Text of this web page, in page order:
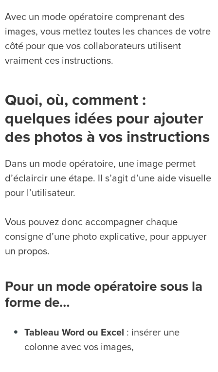
Avec un mode opératoire comprenant des
images, vous mettez toutes les chances de votre
côté pour que vos collaborateurs utilisent
vraiment ces instructions.
Quoi, où, comment :
quelques idées pour ajouter
des photos à vos instructions
Dans un mode opératoire, une image permet
d’éclaircir une étape. Il s’agit d’une aide visuelle
pour l’utilisateur.
Vous pouvez donc accompagner chaque
consigne d’une photo explicative, pour appuyer
un propos.
Pour un mode opératoire sous la
forme de…
Tableau Word ou Excel : insérer une
colonne avec vos images,